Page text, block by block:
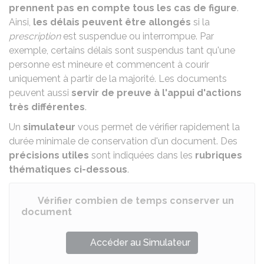
prennent pas en compte tous les cas de figure.
Ainsi, les délais peuvent être allongés si la
prescriptionest suspendue ou interrompue. Par
exemple, certains délais sont suspendus tant qu'une
personne est mineure et commencent à courir
uniquement à partir de la majorité. Les documents
peuvent aussi servir de preuve à l'appui d'actions
très différentes.
Un simulateur vous permet de vérifier rapidement la
durée minimale de conservation d'un document. Des
précisions utiles sont indiquées dans les rubriques
thématiques ci-dessous.
Vérifier combien de temps conserver un
document
Accéder au Simulateur